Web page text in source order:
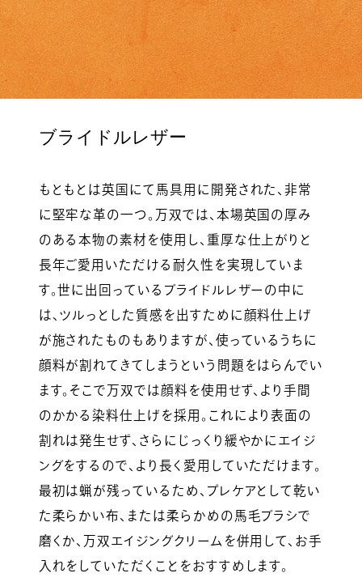
ブライドルレザー
もともとは英国にて馬具用に開発された、非常
に堅牢な革の一つ。万双では、本場英国の厚み
のある本物の素材を使用し、重厚な仕上がりと
長年ご愛用いただける耐久性を実現していま
す。世に出回っているブライドルレザーの中に
は、ツルっとした質感を出すために顔料仕上げ
が施されたものもありますが、使っているうちに
顔料が割れてきてしまうという問題をはらんでい
ます。そこで万双では顔料を使用せず、より手間
のかかる染料仕上げを採用。これにより表面の
割れは発生せず、さらにじっくり緩やかにエイジ
ングをするので、より長く愛用していただけます。
最初は蝋が残っているため、プレケアとして乾い
た柔らかい布、または柔らかめの馬毛ブラシで
磨くか、万双エイジングクリームを併用して、お手
入れをしていただくことをおすすめします。